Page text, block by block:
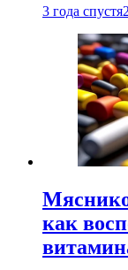
3 года спустя
как